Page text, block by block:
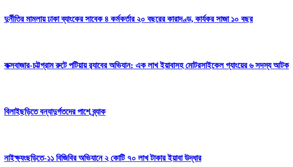
দুর্নীতির মামলায় ঢাকা ব্যাংকের সাবেক ৪ কর্মকর্তার ২০ বছরের কারাদণ্ড, কার্যকর সাজা ১০ বছর
কক্সবাজার-চট্টগ্রাম রুটে পটিয়ায় র‍্যাবের অভিযান: এক লাখ ইয়াবাসহ মোটরসাইকেল গ্যাংয়ের ৬ সদস্য আটক
বিলাইছড়িতে বন্যাদুর্গতদের পাশে ব্র্যাক
নাইক্ষ্যংছড়িতে-১১ বিজিবির অভিযানে ২ কোটি ৭০ লাখ টাকার ইয়াবা উদ্ধার